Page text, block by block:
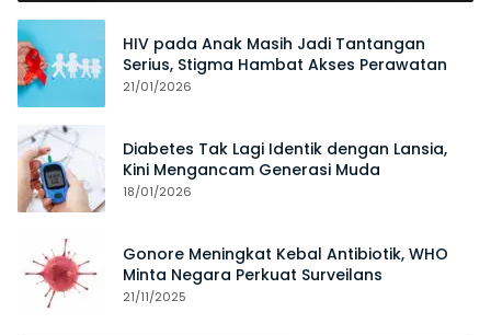
HIV pada Anak Masih Jadi Tantangan
Serius, Stigma Hambat Akses Perawatan
21/01/2026
Diabetes Tak Lagi Identik dengan Lansia,
Kini Mengancam Generasi Muda
18/01/2026
Gonore Meningkat Kebal Antibiotik, WHO
Minta Negara Perkuat Surveilans
21/11/2025